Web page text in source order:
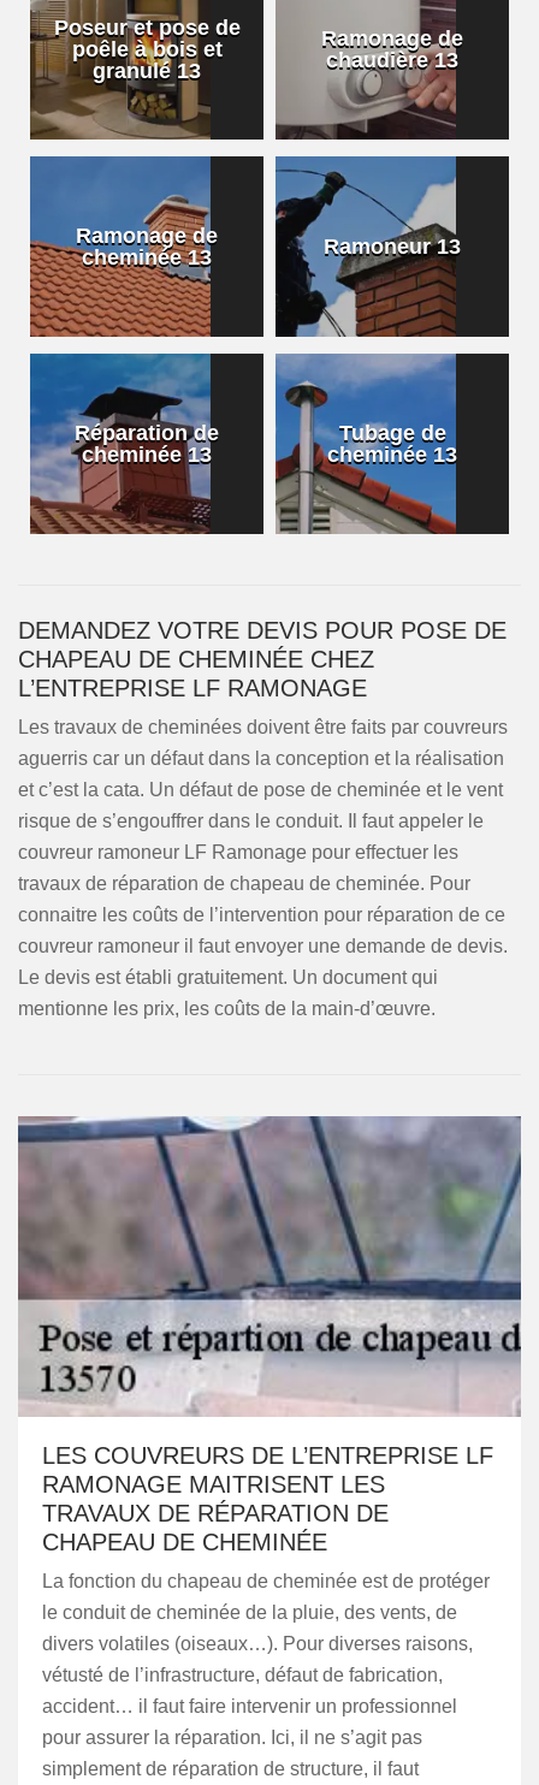
Poseur et pose de
poêle à bois et
granulé 13
Ramonage de
chaudière 13
Ramonage de
cheminée 13
Ramoneur 13
Réparation de
cheminée 13
Tubage de
cheminée 13
DEMANDEZ VOTRE DEVIS POUR POSE DE
CHAPEAU DE CHEMINÉE CHEZ
L’ENTREPRISE LF RAMONAGE
Les travaux de cheminées doivent être faits par couvreurs
aguerris car un défaut dans la conception et la réalisation
et c’est la cata. Un défaut de pose de cheminée et le vent
risque de s’engouffrer dans le conduit. Il faut appeler le
couvreur ramoneur LF Ramonage pour effectuer les
travaux de réparation de chapeau de cheminée. Pour
connaitre les coûts de l’intervention pour réparation de ce
couvreur ramoneur il faut envoyer une demande de devis.
Le devis est établi gratuitement. Un document qui
mentionne les prix, les coûts de la main-d’œuvre.
LES COUVREURS DE L’ENTREPRISE LF
RAMONAGE MAITRISENT LES
TRAVAUX DE RÉPARATION DE
CHAPEAU DE CHEMINÉE
La fonction du chapeau de cheminée est de protéger
le conduit de cheminée de la pluie, des vents, de
divers volatiles (oiseaux…). Pour diverses raisons,
vétusté de l’infrastructure, défaut de fabrication,
accident… il faut faire intervenir un professionnel
pour assurer la réparation. Ici, il ne s’agit pas
simplement de réparation de structure, il faut